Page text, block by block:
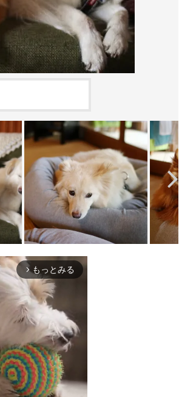
arrow_forward_ios もっとみる